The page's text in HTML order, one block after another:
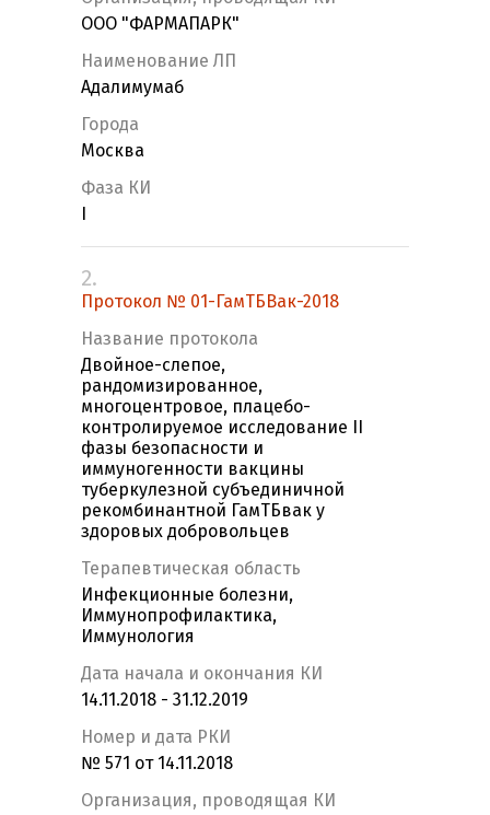
OOO "ФАРМАПАРК"
Наименование ЛП
Адалимумаб
Города
Москва
Фаза КИ
2.
Протокол № 01-ГамТБВак-2018
Название протокола
Двойное-слепое,
рандомизированное,
многоцентровое, плацебо-
контролируемое исследование II
фазы безопасности и
иммуногенности вакцины
туберкулезной субъединичной
рекомбинантной ГамТБвак у
здоровых добровольцев
Терапевтическая область
Инфекционные болезни,
Иммунопрофилактика,
Иммунология
Дата начала и окончания КИ
14.11.2018 - 31.12.2019
Номер и дата РКИ
№ 571 от 14.11.2018
Организация, проводящая КИ